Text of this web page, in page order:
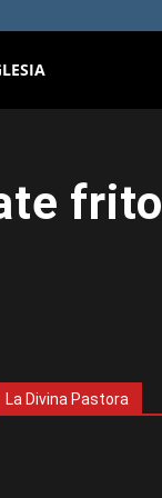
frito
La Divina Pastora